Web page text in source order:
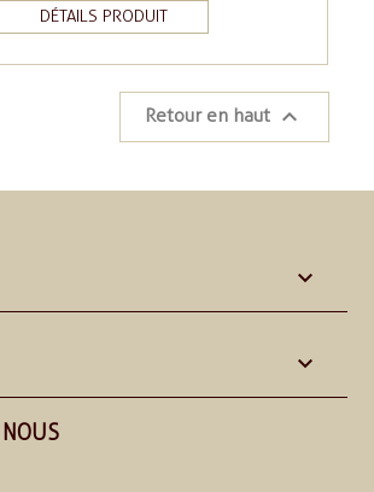
DÉTAILS PRODUIT
Retour en haut 

